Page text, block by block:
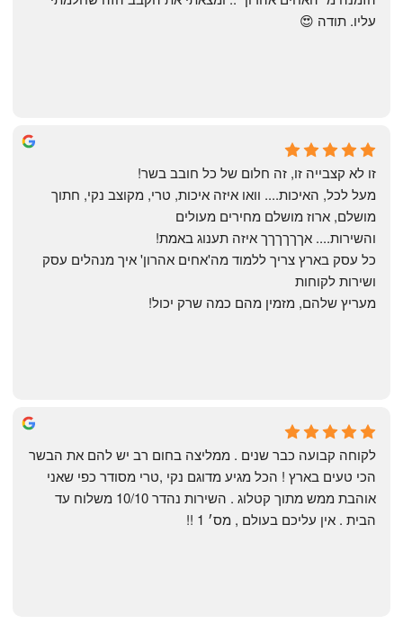
Yonatan Menashe
6 months ago
עליו. תודה 😍
Shahaf Bendarker
6 months ago
זו לא קצבייה זו, זה חלום של כל חובב בשר!
מושלם, ארוז מושלם מחירים מעולים
והשירות.... אךךךךךך איזה תענוג באמת!
ושירות לקוחות
מעריץ שלהם, מזמין מהם כמה שרק יכול!
הבית . אין עליכם בעולם , מס׳ 1 !!